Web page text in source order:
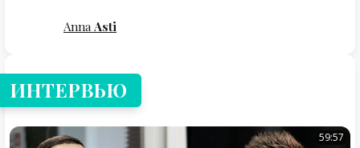
Anna Asti
ИНТЕРВЬЮ
59:57